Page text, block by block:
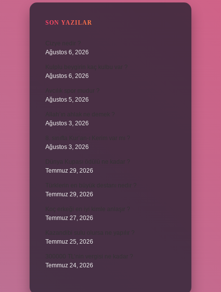
SON YAZILAR
Ağustos 6, 2026
Ağustos 6, 2026
Ağustos 5, 2026
Ağustos 3, 2026
Ağustos 3, 2026
Temmuz 29, 2026
Temmuz 29, 2026
Temmuz 27, 2026
Temmuz 25, 2026
Temmuz 24, 2026